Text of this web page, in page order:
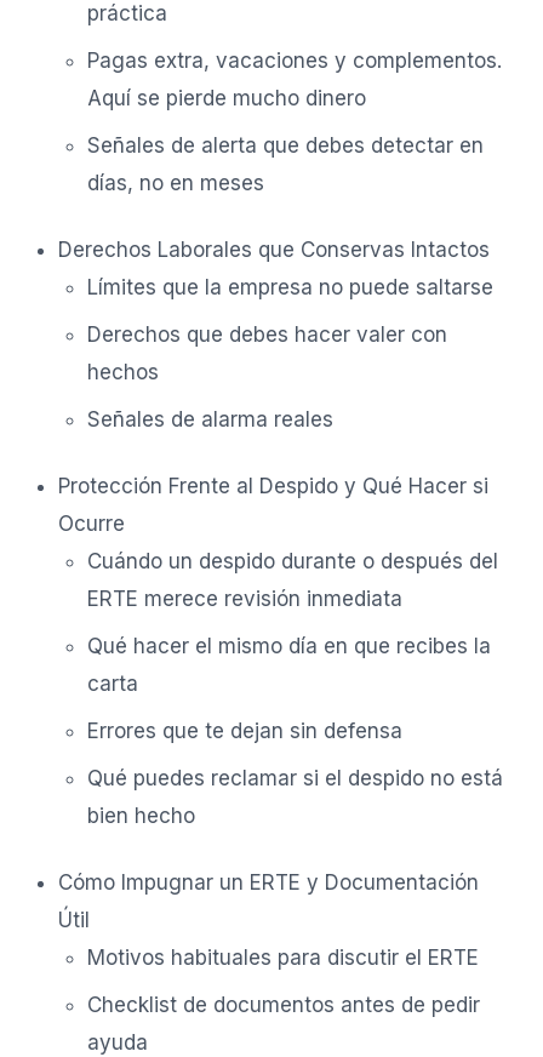
práctica
Pagas extra, vacaciones y complementos.
Aquí se pierde mucho dinero
Señales de alerta que debes detectar en
días, no en meses
Derechos Laborales que Conservas Intactos
Límites que la empresa no puede saltarse
Derechos que debes hacer valer con
hechos
Señales de alarma reales
Protección Frente al Despido y Qué Hacer si
Ocurre
Cuándo un despido durante o después del
ERTE merece revisión inmediata
Qué hacer el mismo día en que recibes la
carta
Errores que te dejan sin defensa
Qué puedes reclamar si el despido no está
bien hecho
Cómo Impugnar un ERTE y Documentación
Útil
Motivos habituales para discutir el ERTE
Checklist de documentos antes de pedir
ayuda